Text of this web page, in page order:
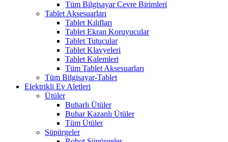
Tüm Bilgisayar Çevre Birimleri
Tablet Aksesuarları
Tablet Kılıfları
Tablet Ekran Koruyucular
Tablet Tutucular
Tablet Klavyeleri
Tablet Kalemleri
Tüm Tablet Aksesuarları
Tüm Bilgisayar-Tablet
Elektrikli Ev Aletleri
Ütüler
Buharlı Ütüler
Buhar Kazanlı Ütüler
Tüm Ütüler
Süpürgeler